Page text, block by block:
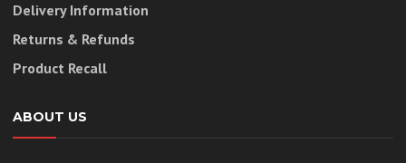
Delivery Information
Returns & Refunds
Product Recall
ABOUT US